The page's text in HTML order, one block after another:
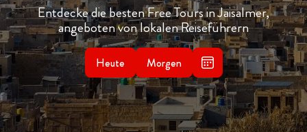
Entdecke die besten Free Tours in Jaisalmer,
angeboten von lokalen Reiseführern
Heute Morgen